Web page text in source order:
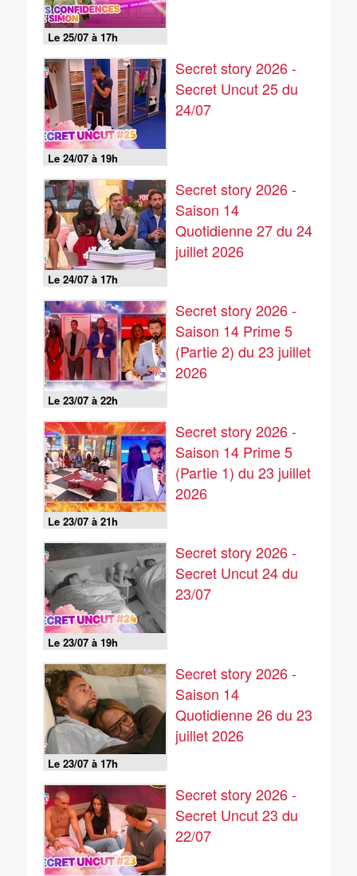
Le 25/07 à 17h
Le 24/07 à 19h
Secret story 2026 -
Secret Uncut 25 du
24/07
Le 24/07 à 17h
Secret story 2026 -
Saison 14
Quotidienne 27 du 24
juillet 2026
Le 23/07 à 22h
Secret story 2026 -
Saison 14 Prime 5
(Partie 2) du 23 juillet
2026
Le 23/07 à 21h
Secret story 2026 -
Saison 14 Prime 5
(Partie 1) du 23 juillet
2026
Le 23/07 à 19h
Secret story 2026 -
Secret Uncut 24 du
23/07
Le 23/07 à 17h
Secret story 2026 -
Saison 14
Quotidienne 26 du 23
juillet 2026
Secret story 2026 -
Secret Uncut 23 du
22/07